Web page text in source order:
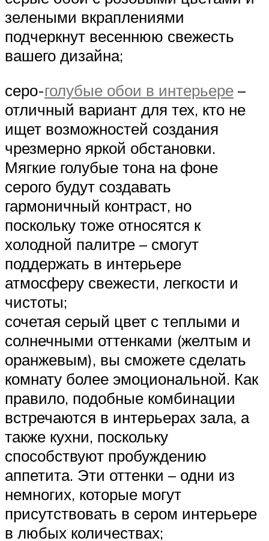
зелеными вкраплениями
подчеркнут весеннюю свежесть
вашего дизайна;
серо-голубые обои в интерьере –
отличный вариант для тех, кто не
ищет возможностей создания
чрезмерно яркой обстановки.
Мягкие голубые тона на фоне
серого будут создавать
гармоничный контраст, но
поскольку тоже относятся к
холодной палитре – смогут
поддержать в интерьере
атмосферу свежести, легкости и
чистоты;
сочетая серый цвет с теплыми и
солнечными оттенками (желтым и
оранжевым), вы сможете сделать
комнату более эмоциональной. Как
правило, подобные комбинации
встречаются в интерьерах зала, а
также кухни, поскольку
способствуют пробуждению
аппетита. Эти оттенки – одни из
немногих, которые могут
присутствовать в сером интерьере
в любых количествах;